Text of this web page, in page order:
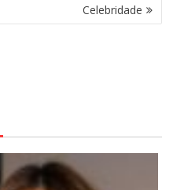
Celebridade